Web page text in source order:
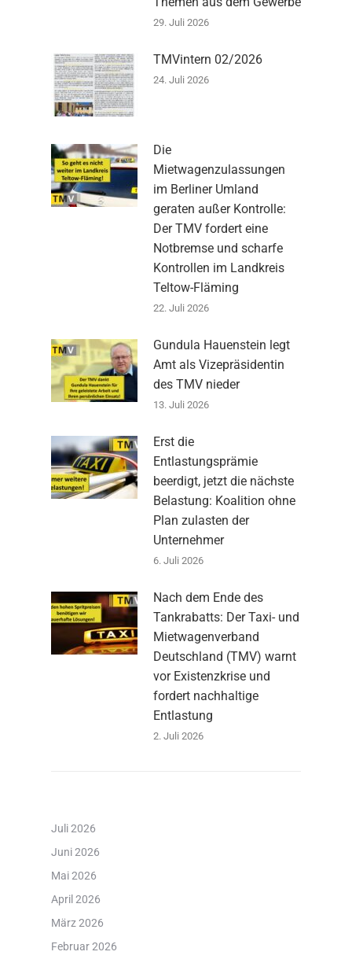
29. Juli 2026
TMVintern 02/2026
24. Juli 2026
Die
Mietwagenzulassungen
im Berliner Umland
geraten außer Kontrolle:
Der TMV fordert eine
Notbremse und scharfe
Kontrollen im Landkreis
Teltow-Fläming
22. Juli 2026
Gundula Hauenstein legt
Amt als Vizepräsidentin
des TMV nieder
13. Juli 2026
Erst die
Entlastungsprämie
beerdigt, jetzt die nächste
Belastung: Koalition ohne
Plan zulasten der
Unternehmer
6. Juli 2026
Nach dem Ende des
Tankrabatts: Der Taxi- und
Mietwagenverband
Deutschland (TMV) warnt
vor Existenzkrise und
fordert nachhaltige
Entlastung
2. Juli 2026
Juli 2026
Juni 2026
Mai 2026
April 2026
März 2026
Februar 2026